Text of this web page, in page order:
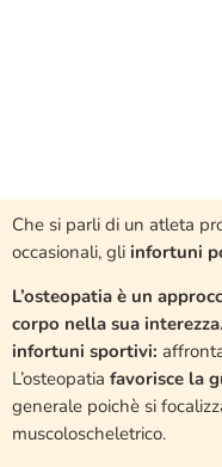
Che si parli di un atleta
occasionali, gli infortuni
L’osteopatia è un
corpo nella sua interezza.
infortuni sportivi:
L’osteopatia favorisce la
generale poichè si
muscoloscheletrico.